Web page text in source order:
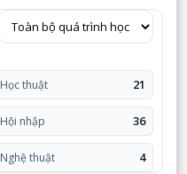
Học thuật 21
Hội nhập 36
Nghệ thuật 4